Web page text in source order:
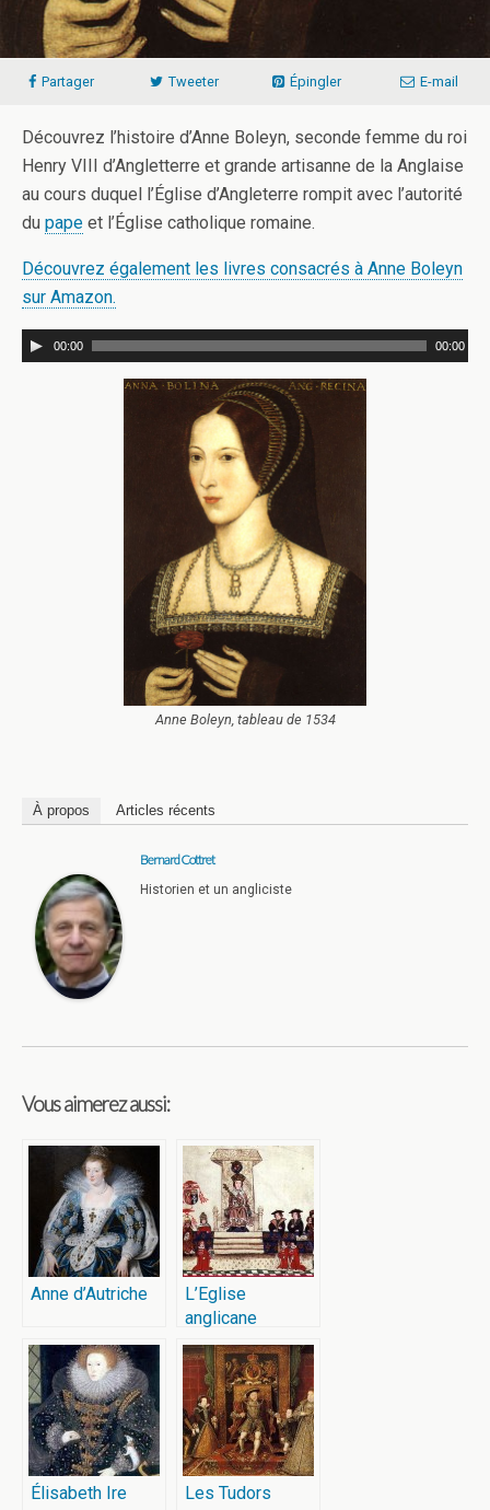
Partager Tweeter Épingler E-mail
Découvrez l’histoire d’Anne Boleyn, seconde femme du roi
Henry VIII d’Angletterre et grande artisanne de la Anglaise
au cours duquel l’Église d’Angleterre rompit avec l’autorité
du pape et l’Église catholique romaine.
Découvrez également les livres consacrés à Anne Boleyn
sur Amazon.
00:00 00:00
Anne Boleyn, tableau de 1534
À propos Articles récents
Bernard Cottret
Historien et un angliciste
Vous aimerez aussi:
Anne d’Autriche
L’Eglise
anglicane
Élisabeth Ire Les Tudors